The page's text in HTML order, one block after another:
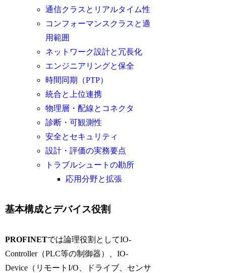
通信クラスとリアルタイム性
コンフォーマンスクラスと適
用範囲
ネットワーク設計と冗長化
エンジニアリングと保全
時間同期（PTP）
統合と上位連携
物理層・配線とコネクタ
診断・可観測性
安全とセキュリティ
設計・評価の実務要点
トラブルシュートの勘所
応用分野と拡張
基本構成とデバイス役割
PROFINETでは論理役割としてIO-
Controller（PLC等の制御器）、IO-
Device （リモートI/O、ドライブ、センサ